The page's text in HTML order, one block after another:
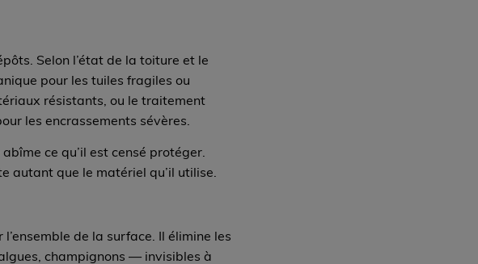
Selon l’état de la toiture et le
pour les tuiles fragiles ou
résistants, ou le traitement
les encrassements sévères.
ce qu’il est censé protéger.
autant que le matériel qu’il utilise.
de la surface. Il élimine les
champignons — invisibles à